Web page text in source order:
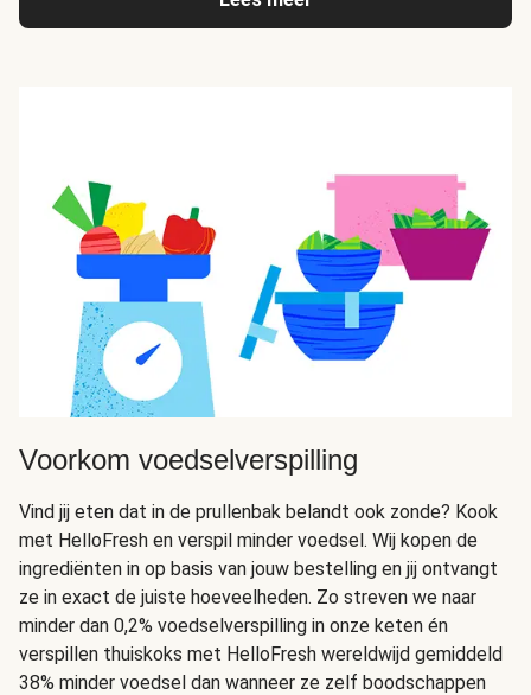
Voorkom voedselverspilling
Vind jij eten dat in de prullenbak belandt ook zonde? Kook
met HelloFresh en verspil minder voedsel. Wij kopen de
ingrediënten in op basis van jouw bestelling en jij ontvangt
ze in exact de juiste hoeveelheden. Zo streven we naar
minder dan 0,2% voedselverspilling in onze keten én
verspillen thuiskoks met HelloFresh wereldwijd gemiddeld
38% minder voedsel dan wanneer ze zelf boodschappen